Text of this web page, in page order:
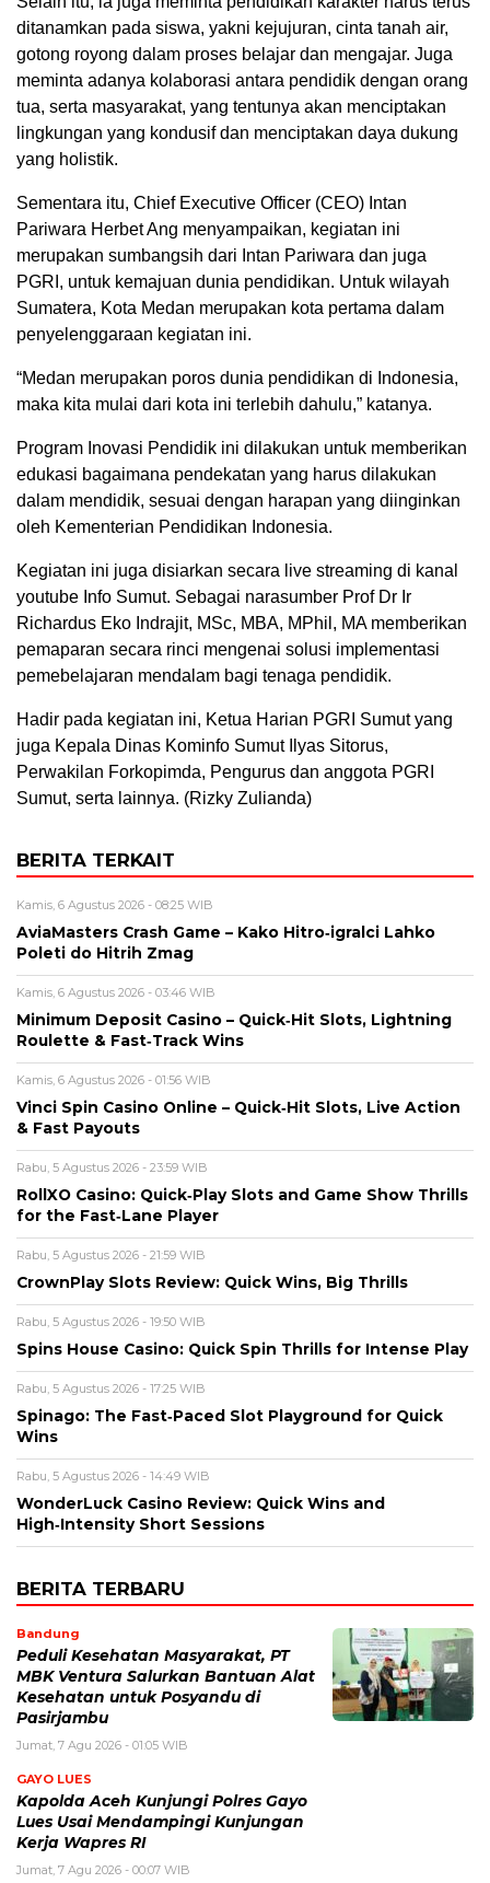
ditanamkan pada siswa, yakni kejujuran, cinta tanah air,
gotong royong dalam proses belajar dan mengajar. Juga
meminta adanya kolaborasi antara pendidik dengan orang
tua, serta masyarakat, yang tentunya akan menciptakan
lingkungan yang kondusif dan menciptakan daya dukung
yang holistik.
Sementara itu, Chief Executive Officer (CEO) Intan
Pariwara Herbet Ang menyampaikan, kegiatan ini
merupakan sumbangsih dari Intan Pariwara dan juga
PGRI, untuk kemajuan dunia pendidikan. Untuk wilayah
Sumatera, Kota Medan merupakan kota pertama dalam
penyelenggaraan kegiatan ini.
“Medan merupakan poros dunia pendidikan di Indonesia,
maka kita mulai dari kota ini terlebih dahulu,” katanya.
Program Inovasi Pendidik ini dilakukan untuk memberikan
edukasi bagaimana pendekatan yang harus dilakukan
dalam mendidik, sesuai dengan harapan yang diinginkan
oleh Kementerian Pendidikan Indonesia.
Kegiatan ini juga disiarkan secara live streaming di kanal
youtube Info Sumut. Sebagai narasumber Prof Dr Ir
Richardus Eko Indrajit, MSc, MBA, MPhil, MA memberikan
pemaparan secara rinci mengenai solusi implementasi
pemebelajaran mendalam bagi tenaga pendidik.
Hadir pada kegiatan ini, Ketua Harian PGRI Sumut yang
juga Kepala Dinas Kominfo Sumut Ilyas Sitorus,
Perwakilan Forkopimda, Pengurus dan anggota PGRI
Sumut, serta lainnya. (Rizky Zulianda)
BERITA TERKAIT
Kamis, 6 Agustus 2026 - 08:25 WIB
AviaMasters Crash Game – Kako Hitro‑igralci Lahko
Poleti do Hitrih Zmag
Kamis, 6 Agustus 2026 - 03:46 WIB
Minimum Deposit Casino – Quick‑Hit Slots, Lightning
Roulette & Fast‑Track Wins
Kamis, 6 Agustus 2026 - 01:56 WIB
Vinci Spin Casino Online – Quick‑Hit Slots, Live Action
& Fast Payouts
Rabu, 5 Agustus 2026 - 23:59 WIB
RollXO Casino: Quick‑Play Slots and Game Show Thrills
for the Fast‑Lane Player
Rabu, 5 Agustus 2026 - 21:59 WIB
CrownPlay Slots Review: Quick Wins, Big Thrills
Rabu, 5 Agustus 2026 - 19:50 WIB
Spins House Casino: Quick Spin Thrills for Intense Play
Rabu, 5 Agustus 2026 - 17:25 WIB
Spinago: The Fast‑Paced Slot Playground for Quick
Wins
Rabu, 5 Agustus 2026 - 14:49 WIB
WonderLuck Casino Review: Quick Wins and
High‑Intensity Short Sessions
BERITA TERBARU
Bandung
Peduli Kesehatan Masyarakat, PT
MBK Ventura Salurkan Bantuan Alat
Kesehatan untuk Posyandu di
Pasirjambu
Jumat, 7 Agu 2026 - 01:05 WIB
GAYO LUES
Kapolda Aceh Kunjungi Polres Gayo
Lues Usai Mendampingi Kunjungan
Kerja Wapres RI
Jumat, 7 Agu 2026 - 00:07 WIB